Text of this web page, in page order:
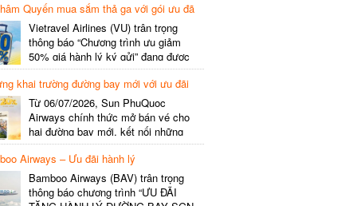
Quyến mua sắm thả ga với gói ưu đã
gói cước
Vietravel Airlines (VU) trân trọng
thông báo “Chương trình ưu giảm
50% giá hành lý ký gửi” đang được
triển khai cho đường bay quốc tế mới
kết nối từ TP. Hồ Chí Minh
(SGN) đi Thâm Quyến – Trung Quốc
(SZX), chi tiết như sau: LỊCH BAY
CHI TIẾT Đường bay SHCB Giờ khởi
hành Giờ đến Tần suất…
khai trường đường bay mới với ưu đãi
Từ 06/07/2026, Sun PhuQuoc
Airways chính thức mở bán vé cho
hai đường bay mới, kết nối những
điểm đến giàu trải nghiệm, giúp hành
khách khám phá vẻ đẹp thiên nhiên
và văn hóa của miền Trung Việt Nam.
Thông tin đường bay mới Đường bay
Airways – Ưu đãi hành lý
Bamboo Airways (BAV) trân trọng
thông báo chương trình “ƯU ĐÃI